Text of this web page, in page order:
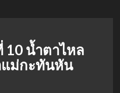
10 น้ำตาไหล
แม่กะทันหัน